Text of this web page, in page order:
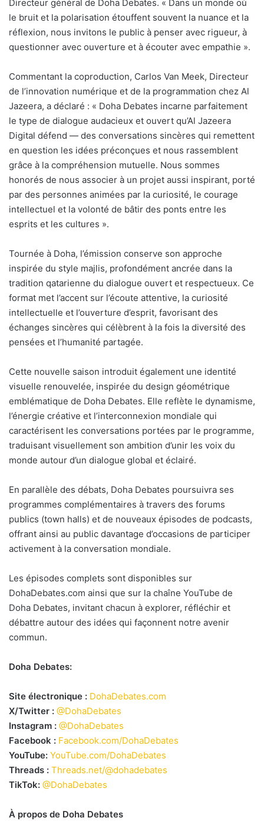
Directeur général de Doha Debates. « Dans un monde où
le bruit et la polarisation étouffent souvent la nuance et la
réflexion, nous invitons le public à penser avec rigueur, à
questionner avec ouverture et à écouter avec empathie ».
Commentant la coproduction, Carlos Van Meek, Directeur
de l’innovation numérique et de la programmation chez Al
Jazeera, a déclaré : « Doha Debates incarne parfaitement
le type de dialogue audacieux et ouvert qu’Al Jazeera
Digital défend — des conversations sincères qui remettent
en question les idées préconçues et nous rassemblent
grâce à la compréhension mutuelle. Nous sommes
honorés de nous associer à un projet aussi inspirant, porté
par des personnes animées par la curiosité, le courage
intellectuel et la volonté de bâtir des ponts entre les
esprits et les cultures ».
Tournée à Doha, l’émission conserve son approche
inspirée du style majlis, profondément ancrée dans la
tradition qatarienne du dialogue ouvert et respectueux. Ce
format met l’accent sur l’écoute attentive, la curiosité
intellectuelle et l’ouverture d’esprit, favorisant des
échanges sincères qui célèbrent à la fois la diversité des
pensées et l’humanité partagée.
Cette nouvelle saison introduit également une identité
visuelle renouvelée, inspirée du design géométrique
emblématique de Doha Debates. Elle reflète le dynamisme,
l’énergie créative et l’interconnexion mondiale qui
caractérisent les conversations portées par le programme,
traduisant visuellement son ambition d’unir les voix du
monde autour d’un dialogue global et éclairé.
En parallèle des débats, Doha Debates poursuivra ses
programmes complémentaires à travers des forums
publics (town halls) et de nouveaux épisodes de podcasts,
offrant ainsi au public davantage d’occasions de participer
activement à la conversation mondiale.
Les épisodes complets sont disponibles sur
DohaDebates.com ainsi que sur la chaîne YouTube de
Doha Debates, invitant chacun à explorer, réfléchir et
débattre autour des idées qui façonnent notre avenir
commun.
Doha Debates:
Site électronique : DohaDebates.com
X/Twitter : @DohaDebates
Instagram : @DohaDebates
Facebook : Facebook.com/DohaDebates
YouTube: YouTube.com/DohaDebates
Threads : Threads.net/@dohadebates
TikTok: @DohaDebates
À propos de Doha Debates